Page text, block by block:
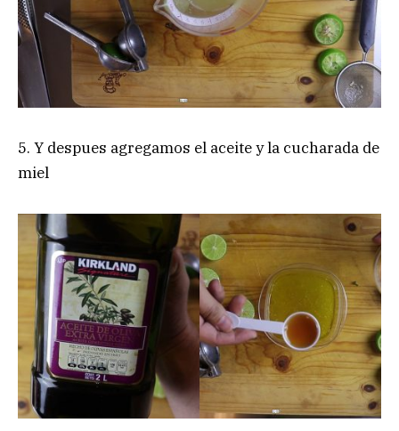
5. Y despues agregamos el aceite y la cucharada de
miel